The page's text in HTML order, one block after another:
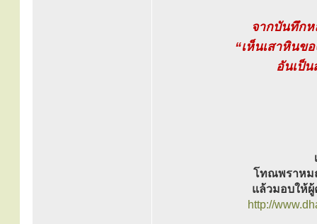
จากบันทึกห
“เห็นเสาหินข
อันเป็
โทณพราหม
แล้วมอบให้
http://